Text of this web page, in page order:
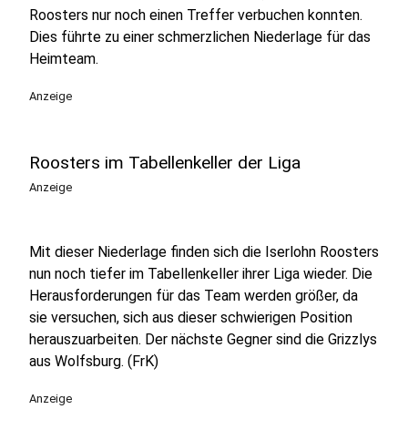
Roosters nur noch einen Treffer verbuchen konnten.
Dies führte zu einer schmerzlichen Niederlage für das
Heimteam.
Anzeige
Roosters im Tabellenkeller der Liga
Anzeige
Mit dieser Niederlage finden sich die Iserlohn Roosters
nun noch tiefer im Tabellenkeller ihrer Liga wieder. Die
Herausforderungen für das Team werden größer, da
sie versuchen, sich aus dieser schwierigen Position
herauszuarbeiten. Der nächste Gegner sind die Grizzlys
aus Wolfsburg. (FrK)
Anzeige